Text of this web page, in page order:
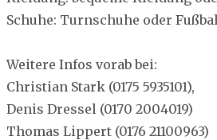
Schuhe: Turnschuhe oder
Weitere Infos vorab bei:
Christian Stark (0175 5935101),
Denis Dressel (0170 2004019)
Thomas Lippert (0176 21100963)